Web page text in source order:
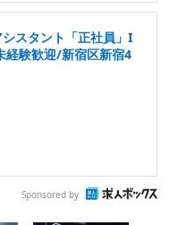
スタント「正社員」I
経験歓迎/新宿区新宿4
Sponsored by